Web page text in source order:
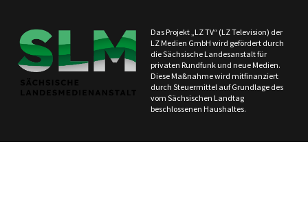
Das Projekt „LZ TV“ (LZ Television) der
LZ Medien GmbH wird gefördert durch
die Sächsische Landesanstalt für
privaten Rundfunk und neue Medien.
Diese Maßnahme wird mitfinanziert
durch Steuermittel auf Grundlage des
vom Sächsischen Landtag
beschlossenen Haushaltes.